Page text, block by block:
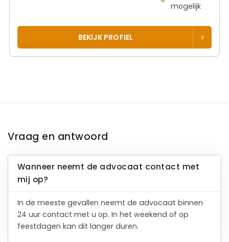
mogelijk
BEKIJK PROFIEL
Vraag en antwoord
Wanneer neemt de advocaat contact met
mij op?
In de meeste gevallen neemt de advocaat binnen
24 uur contact met u op. In het weekend of op
feestdagen kan dit langer duren.